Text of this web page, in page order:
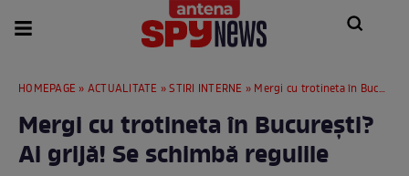
HOMEPAGE » ACTUALITATE »STIRI INTERNE » Mergi cu trotineta în București? Ai grijă! Se schimbă regulile
Mergi cu trotineta în București?
Ai grijă! Se schimbă regulile